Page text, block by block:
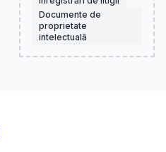
Documente de
proprietate
intelectuală